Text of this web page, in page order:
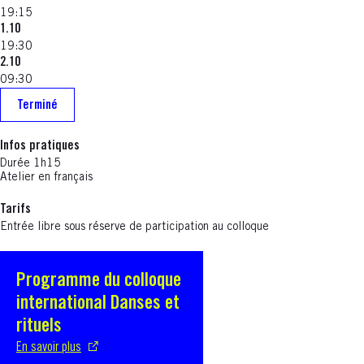
19:15
1.10
19:30
2.10
09:30
Terminé
Infos pratiques
Durée 1h15
Atelier en français
Tarifs
Entrée libre sous réserve de participation au colloque
Programme du colloque
international Danses et
rituels
En savoir plus
S'ouvre dans une nouvelle fenêtre